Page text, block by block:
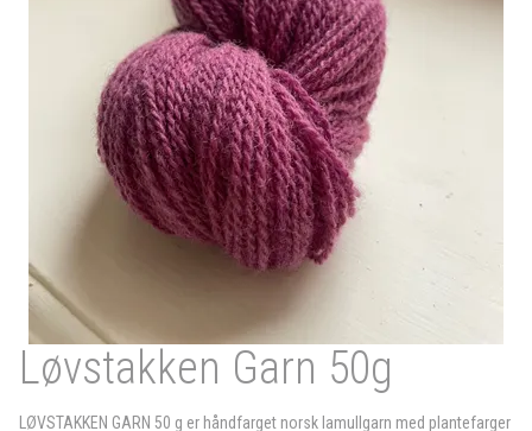
Løvstakken Garn 50g
LØVSTAKKEN GARN 50 g er håndfarget norsk lamullgarn med plantefarger